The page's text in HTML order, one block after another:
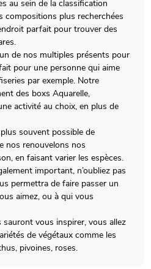
au sein de la classification
compositions plus recherchées
parfait pour trouver des
de nos multiples présents pour
pour une personne qui aime
par exemple. Notre
des boxs Aquarelle,
activité au choix, en plus de
souvent possible de
nos renouvelons nos
en faisant varier les espèces.
important, n’oubliez pas
permettra de faire passer un
aimez, ou à qui vous
vous inspirer, vous allez
de végétaux comme les
pivoines, roses.